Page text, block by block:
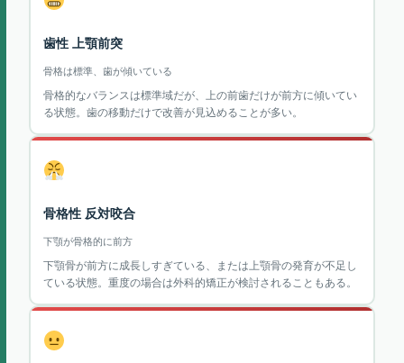
歯性 上顎前突
骨格は標準、歯が傾いている
骨格的なバランスは標準域だが、上の前歯だけが前方に傾いてい
る状態。歯の移動だけで改善が見込めることが多い。
骨格性 反対咬合
下顎が骨格的に前方
下顎骨が前方に成長しすぎている、または上顎骨の発育が不足し
ている状態。重度の場合は外科的矯正が検討されることもある。